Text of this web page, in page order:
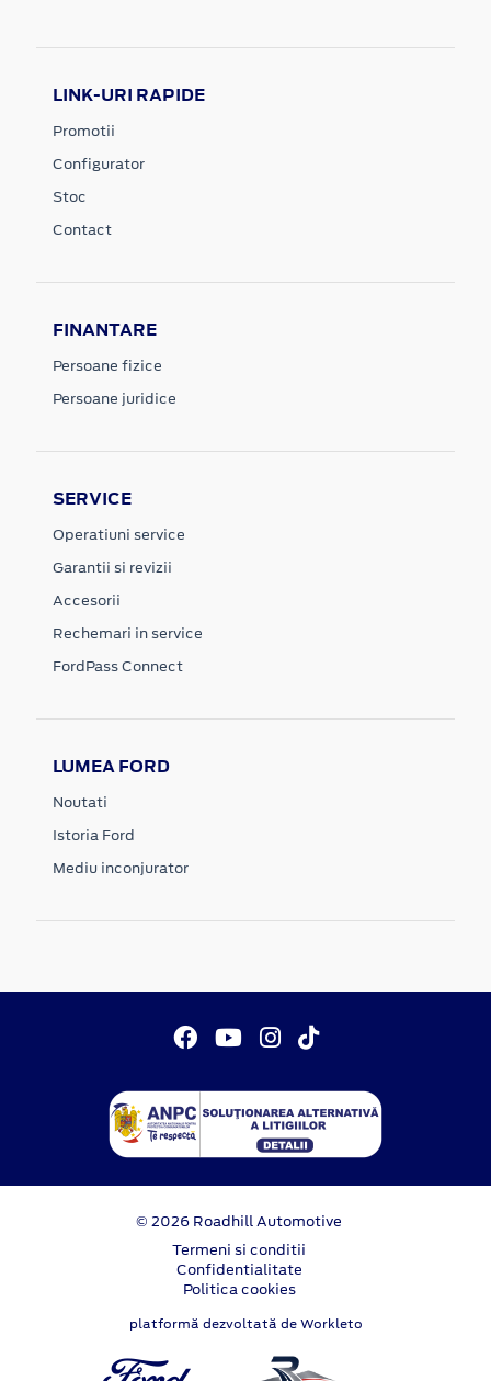
LINK-URI RAPIDE
Promotii
Configurator
Stoc
Contact
FINANTARE
Persoane fizice
Persoane juridice
SERVICE
Operatiuni service
Garantii si revizii
Accesorii
Rechemari in service
FordPass Connect
LUMEA FORD
Noutati
Istoria Ford
Mediu inconjurator
© 2026 Roadhill Automotive
Termeni si conditii
Confidentialitate
Politica cookies
platformă dezvoltată de Workleto